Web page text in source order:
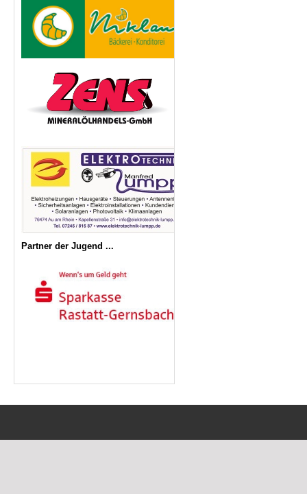
Partner der Jugend ...